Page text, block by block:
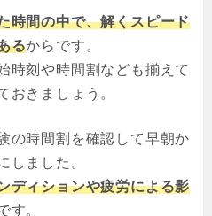
時間の中で、解くスピード
るからです。
時刻や時間割なども揃えて
おきましょう。
の時間割を確認して早朝か
しました。
ディションや疲労による影
す。